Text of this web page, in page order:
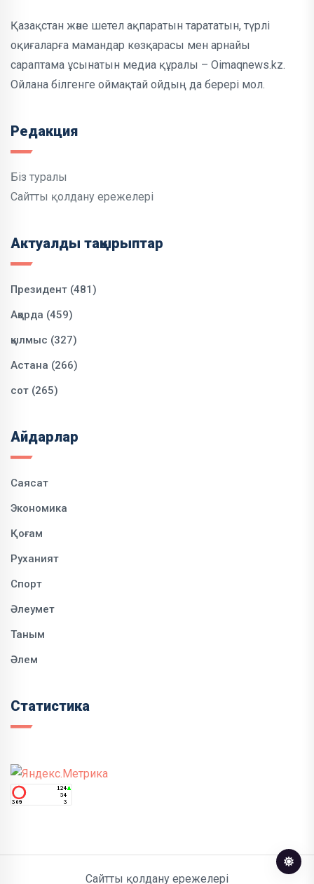
Қазақстан және шетел ақпаратын тарататын, түрлі
оқиғаларға мамандар көзқарасы мен арнайы
сараптама ұсынатын медиа құралы – Oimaqnews.kz.
Ойлана білгенге оймақтай ойдың да берері мол.
Редакция
Біз туралы
Сайтты қолдану ережелері
Актуалды тақырыптар
Президент (481)
Ақорда (459)
қылмыс (327)
Астана (266)
сот (265)
Айдарлар
Саясат
Экономика
Қоғам
Руханият
Спорт
Әлеумет
Таным
Әлем
Статистика
Сайтты қолдану ережелері